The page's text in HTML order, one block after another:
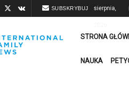
SUBSKRYBUJ sierpnia,
STRONA
NAUKA